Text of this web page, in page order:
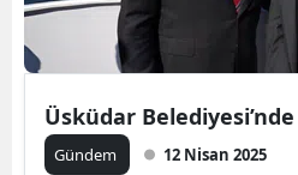
Üsküdar
Gündem 12 Nisan 2025